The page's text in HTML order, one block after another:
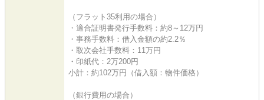
（フラット35利用の場合）
・適合証明書発行手数料：約8～12万円
・事務手数料：借入金額の約2.2％
・取次会社手数料：11万円
・印紙代：2万200円
小計：約102万円（借入額：物件価格）
（銀行費用の場合）